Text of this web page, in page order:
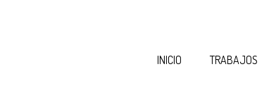
INICIO TRABAJOS